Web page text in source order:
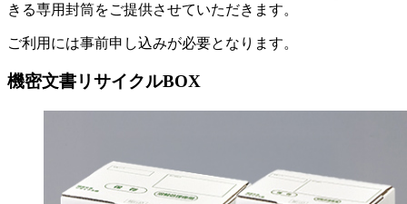
きる専用封筒をご提供させていただきます。
ご利用には事前申し込みが必要となります。
機密文書リサイクルBOX